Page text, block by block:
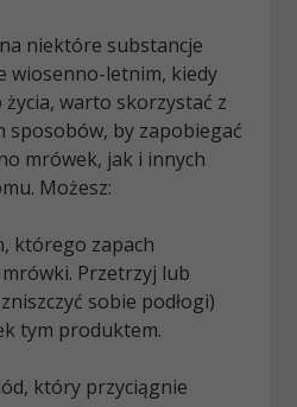
niektóre substancje
wiosenno-letnim, kiedy
warto skorzystać z
sposobów, by zapobiegać
mrówek, jak i innych
Możesz:
którego zapach
Przetrzyj lub
sobie podłogi)
tym produktem.
który przyciągnie